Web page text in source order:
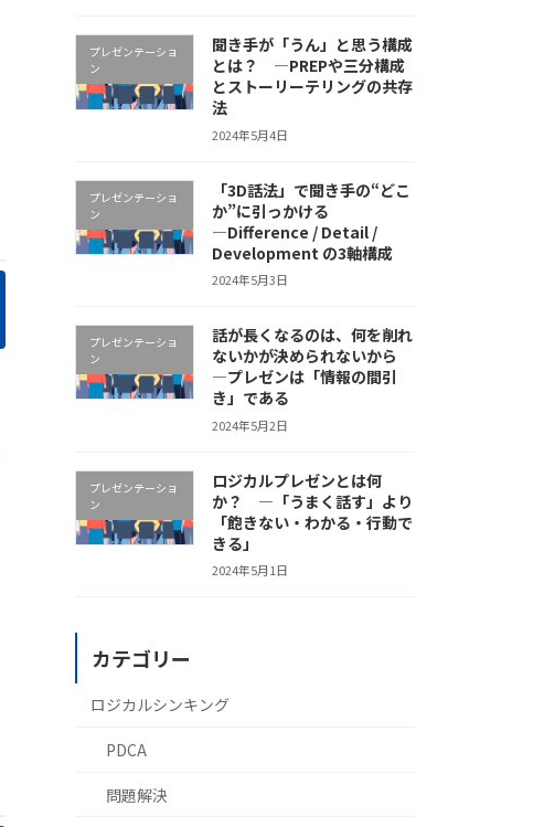
プレゼンテーショ
ン
聞き手が「うん」と思う構成
とは？ ―PREPや三分構成
とストーリーテリングの共存
法
2024年5月4日
プレゼンテーショ
ン
「3D話法」で聞き手の“どこ
か”に引っかける
―Difference / Detail /
Development の3軸構成
2024年5月3日
プレゼンテーショ
ン
話が長くなるのは、何を削れ
ないかが決められないから
―プレゼンは「情報の間引
き」である
2024年5月2日
プレゼンテーショ
ン
ロジカルプレゼンとは何
か？ ―「うまく話す」より
「飽きない・わかる・行動で
きる」
2024年5月1日
カテゴリー
ロジカルシンキング
PDCA
問題解決